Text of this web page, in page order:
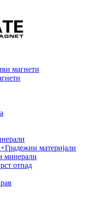
магнети
материјали
минерали
отпад